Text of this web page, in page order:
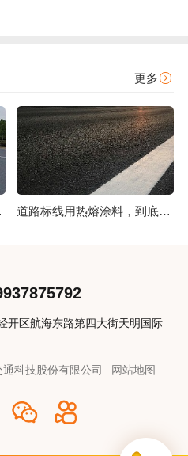
更多
要 道路标线用热熔涂料，到底好在哪？
开区航海东路第四大街天明国际
科技股份有限公司 网站地图